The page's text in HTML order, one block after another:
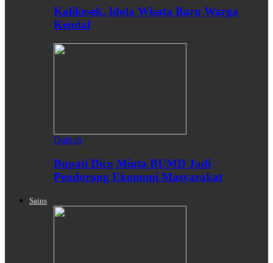
Kalikesek, Idola Wisata Baru Warga
Kendal
Daerah
Bupati Dico Minta BUMD Jadi
Pendorong Ekonomi Masyarakat
Sains